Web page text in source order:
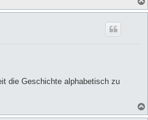
die Geschichte alphabetisch zu